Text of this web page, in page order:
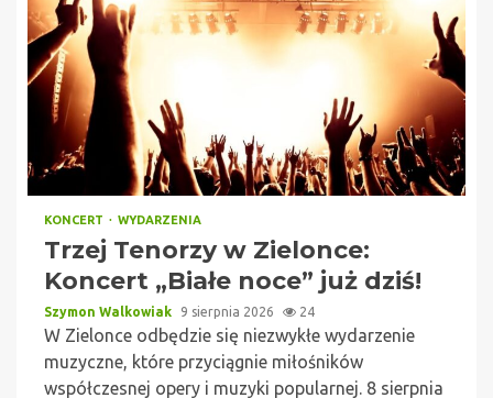
KONCERT WYDARZENIA
Trzej Tenorzy w Zielonce:
Koncert „Białe noce” już dziś!
Szymon Walkowiak 9 sierpnia 2026 24
W Zielonce odbędzie się niezwykłe wydarzenie
muzyczne, które przyciągnie miłośników
współczesnej opery i muzyki popularnej. 8 sierpnia